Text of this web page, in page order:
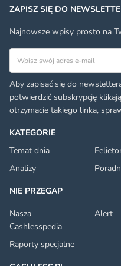
KATEGORIE
Temat dnia
Analizy
NIE PRZEGAP
Nasza
Cashlesspedia
Alert
Raporty specjalne
ZAPISZ SIĘ DO
Najnowsze wpisy prosto na
Adres email
Aby zapisać się do
potwierdzić subskrypcję
otrzymacie takiego linka,